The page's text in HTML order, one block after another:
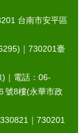
台南市安平區
｜ 730201臺
｜電話：06-
號8樓(永華市政
｜ 730201